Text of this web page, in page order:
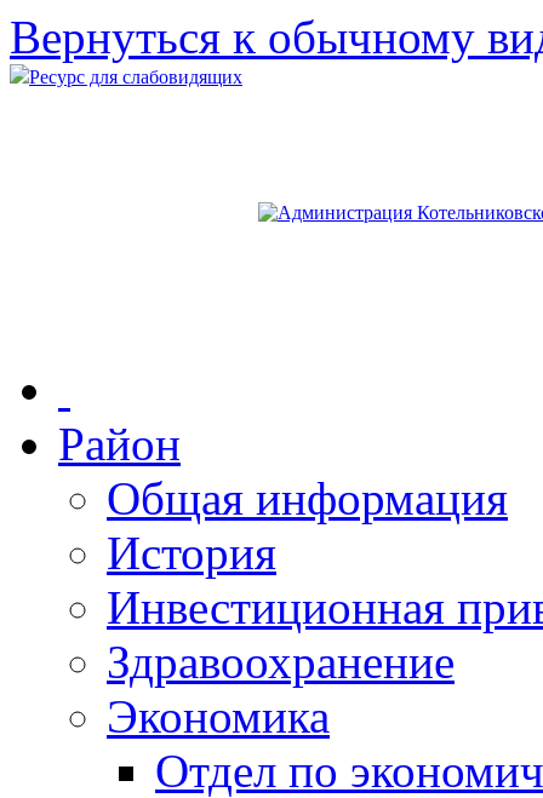
Вернуться к обычному
Ресурс для слабовидящих
Район
Общая информация
История
Инвестиционная
Здравоохранение
Экономика
Отдел по